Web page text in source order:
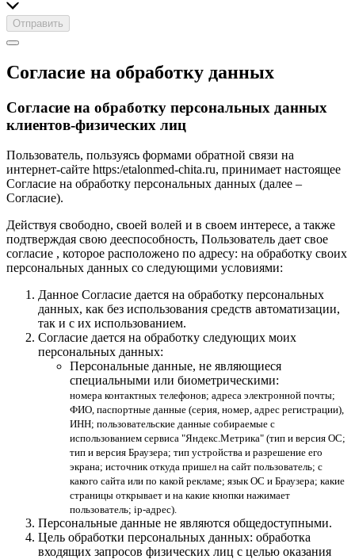
Отправить
Согласие на обработку данных
Согласие на обработку персональных данных
клиентов-физических лиц
Пользователь, пользуясь формами обратной связи на
интернет-сайте https:/etalonmed-chita.ru, принимает настоящее
Согласие на обработку персональных данных (далее –
Согласие).
Действуя свободно, своей волей и в своем интересе, а также
подтверждая свою дееспособность, Пользователь дает свое
согласие , которое расположено по адресу: на обработку своих
персональных данных со следующими условиями:
Данное Согласие дается на обработку персональных
данных, как без использования средств автоматизации,
так и с их использованием.
Согласие дается на обработку следующих моих
персональных данных:
Персональные данные, не являющиеся
специальными или биометрическими:
номера контактных телефонов; адреса электронной почты;
ФИО, паспортные данные (серия, номер, адрес регистрации),
ИНН; пользовательские данные собираемые с
использованием сервиса "Яндекс.Метрика" (тип и версия ОС;
тип и версия Браузера; тип устройства и разрешение его
экрана; источник откуда пришел на сайт пользователь; с
какого сайта или по какой рекламе; язык ОС и Браузера; какие
страницы открывает и на какие кнопки нажимает
пользователь; ip-адрес).
Персональные данные не являются общедоступными.
Цель обработки персональных данных: обработка
входящих запросов физических лиц с целью оказания